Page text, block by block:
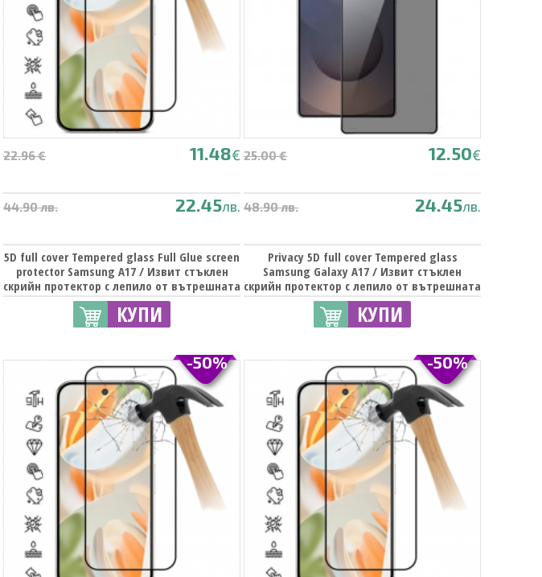
22.96 € 11.48€
44.90 лв. 22.45лв.
5D full cover Tempered glass Full Glue screen
protector Samsung A17 / Извит стъклен
скрийн протектор с лепило от вътрешната
страна за Samsung Galaxy A17 - черен кант
КУПИ
25.00 € 12.50€
48.90 лв. 24.45лв.
Privacy 5D full cover Tempered glass
Samsung Galaxy A17 / Извит стъклен
скрийн протектор с лепило от вътрешната
страна Samsung A17 - черен / прозрачен
КУПИ
-50% -50%